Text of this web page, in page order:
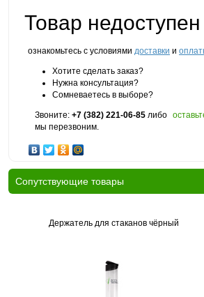
Товар недоступен
ознакомьтесь с условиями доставки и
Хотите сделать заказ?
Нужна консультация?
Сомневаетесь в выборе?
Звоните: +7 (382) 221-06-85 либо
мы перезвоним.
Cопутствующие товары
Держатель для стаканов чёрный